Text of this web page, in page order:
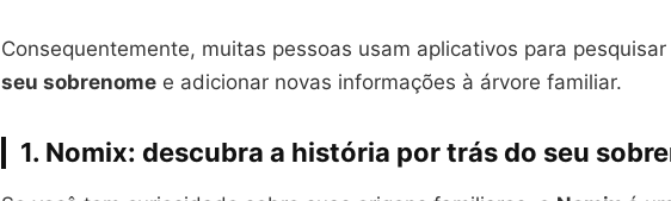
Consequentemente, muitas pessoas usam aplicativos para pesquisar
seu sobrenome e adicionar novas informações à árvore familiar.
1. Nomix: descubra a história por trás do seu